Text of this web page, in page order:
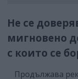
Не се
мигновено
с които се
Продължава